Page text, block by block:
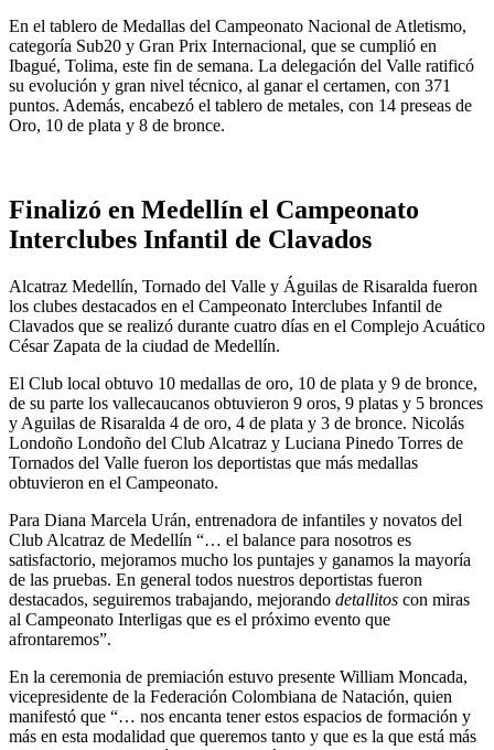
En el tablero de Medallas del Campeonato Nacional de Atletismo,
categoría Sub20 y Gran Prix Internacional, que se cumplió en
Ibagué, Tolima, este fin de semana. La delegación del Valle ratificó
su evolución y gran nivel técnico, al ganar el certamen, con 371
puntos. Además, encabezó el tablero de metales, con 14 preseas de
Oro, 10 de plata y 8 de bronce.
Finalizó en Medellín el Campeonato
Interclubes Infantil de Clavados
Alcatraz Medellín, Tornado del Valle y Águilas de Risaralda fueron
los clubes destacados en el Campeonato Interclubes Infantil de
Clavados que se realizó durante cuatro días en el Complejo Acuático
César Zapata de la ciudad de Medellín.
El Club local obtuvo 10 medallas de oro, 10 de plata y 9 de bronce,
de su parte los vallecaucanos obtuvieron 9 oros, 9 platas y 5 bronces
y Aguilas de Risaralda 4 de oro, 4 de plata y 3 de bronce. Nicolás
Londoño Londoño del Club Alcatraz y Luciana Pinedo Torres de
Tornados del Valle fueron los deportistas que más medallas
obtuvieron en el Campeonato.
Para Diana Marcela Urán, entrenadora de infantiles y novatos del
Club Alcatraz de Medellín “… el balance para nosotros es
satisfactorio, mejoramos mucho los puntajes y ganamos la mayoría
de las pruebas. En general todos nuestros deportistas fueron
destacados, seguiremos trabajando, mejorando detallitos con miras
al Campeonato Interligas que es el próximo evento que
afrontaremos”.
En la ceremonia de premiación estuvo presente William Moncada,
vicepresidente de la Federación Colombiana de Natación, quien
manifestó que “… nos encanta tener estos espacios de formación y
más en esta modalidad que queremos tanto y que es la que está más